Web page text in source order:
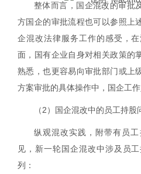
整体而言，国企混改的审批
方国企的审批流程也可以参照上
企混改法律服务工作的感受，
面，国有企业自身对相关政策的
熟悉，也更容易向审批部门或上
方案审批的具体操作中，国企工
（2）国企混改中的员工持股
纵观混改实践，附带有员
见，新一轮国企混改中涉及员
列：